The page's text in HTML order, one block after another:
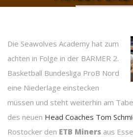
Die Seawolves Academy hat zum
achten in Folge in der BARMER 2.
Basketball Bundesliga ProB Nord
eine Niederlage einstecken
müssen und steht weiterhin am
des neuen Head Coaches Tom
Rostocker den ETB Miners aus